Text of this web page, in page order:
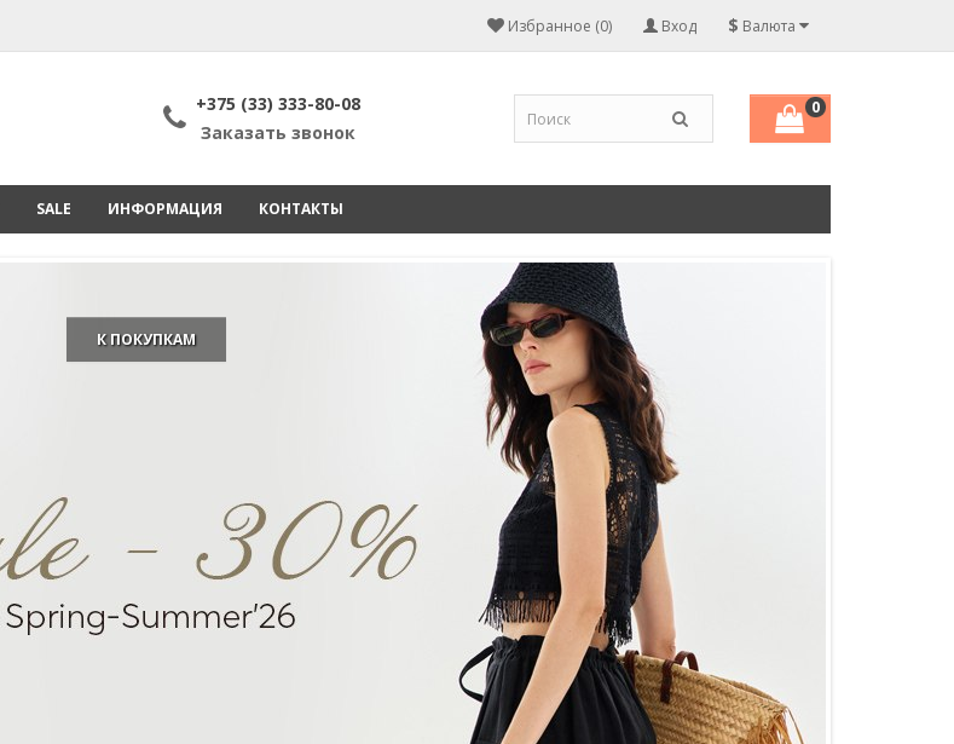
$ Валюта
Вход
Избранное (0)
+375 (33) 333-80-08
Заказать звонок
0
SALE ИНФОРМАЦИЯ КОНТАКТЫ
К ПОКУПКАМ